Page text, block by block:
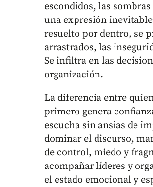
escondidos, las
una expresión
resuelto por dentro, se
arrastrados, las
Se infiltra en las
organización.
La diferencia entre
primero genera
escucha sin ansias de
dominar el discurso,
de control, miedo y
acompañar líderes y
el estado emocional y